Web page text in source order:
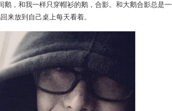
鹅，和我一样只穿帽衫的鹅，合影。和大鹅合影总是
来放到自己桌上每天看着。